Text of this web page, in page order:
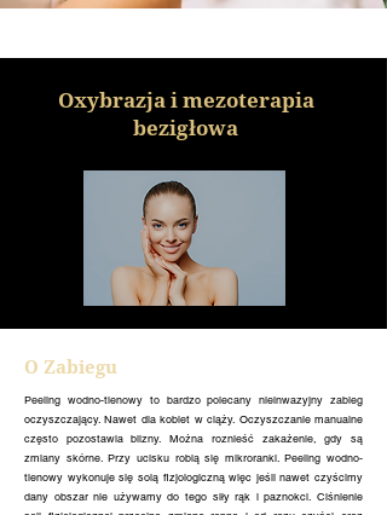
Oxybrazja i mezoterapia
bezigłowa
O Zabiegu
Peeling wodno-tlenowy to bardzo polecany nieinwazyjny zabieg
oczyszczający. Nawet dla kobiet w ciąży. Oczyszczanie manualne
często pozostawia blizny. Można roznieść zakażenie, gdy są
zmiany skórne. Przy ucisku robią się mikroranki. Peeling wodno-
tlenowy wykonuje się solą fizjologiczną więc jeśli nawet czyścimy
dany obszar nie używamy do tego siły rąk i paznokci. Ciśnienie